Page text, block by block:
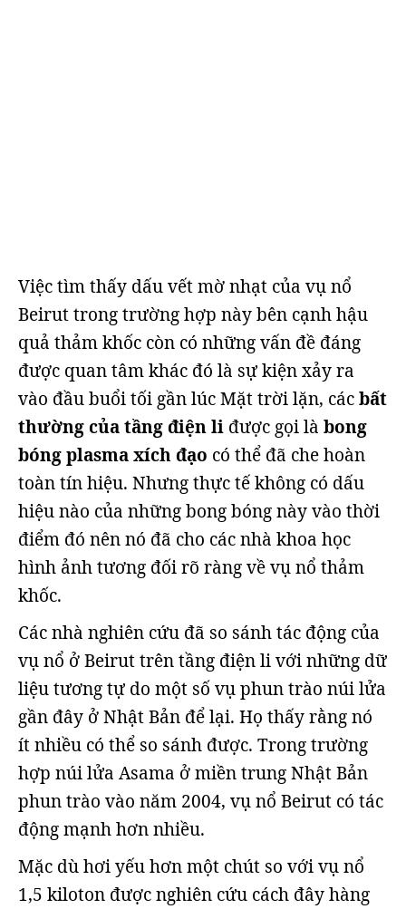
Việc tìm thấy dấu vết mờ nhạt của vụ nổ
Beirut trong trường hợp này bên cạnh hậu
quả thảm khốc còn có những vấn đề đáng
được quan tâm khác đó là sự kiện xảy ra
vào đầu buổi tối gần lúc Mặt trời lặn, cácbất
thường của tầng điện li được gọi là bong
bóng plasma xích đạo có thể đã che hoàn
toàn tín hiệu. Nhưng thực tế không có dấu
hiệu nào của những bong bóng này vào thời
điểm đó nên nó đã cho các nhà khoa học
hình ảnh tương đối rõ ràng về vụ nổ thảm
khốc.
Các nhà nghiên cứu đã so sánh tác động của
vụ nổ ở Beirut trên tầng điện li với những dữ
liệu tương tự do một số vụ phun trào núi lửa
gần đây ở Nhật Bản để lại. Họ thấy rằng nó
ít nhiều có thể so sánh được. Trong trường
hợp núi lửa Asama ở miền trung Nhật Bản
phun trào vào năm 2004, vụ nổ Beirut có tác
động mạnh hơn nhiều.
Mặc dù hơi yếu hơn một chút so với vụ nổ
1,5 kiloton được nghiên cứu cách đây hàng